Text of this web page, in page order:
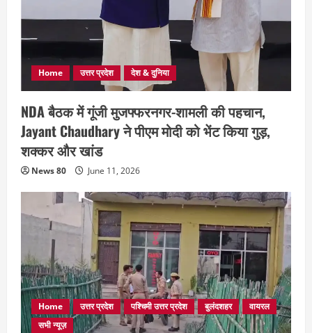
Home उत्तर प्रदेश देश & दुनिया
NDA बैठक में गूंजी मुजफ्फरनगर-शामली की पहचान,
Jayant Chaudhary ने पीएम मोदी को भेंट किया गुड़,
शक्कर और खांड
News 80 June 11, 2026
Home उत्तर प्रदेश पश्चिमी उत्तर प्रदेश बुलंदशहर
वायरल
सभी न्यूज़